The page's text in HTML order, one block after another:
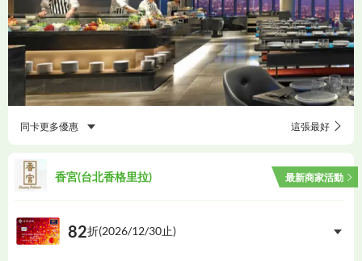
同卡更多優惠 這張最好
香宮(台北香格里拉) 最新商家活動
82折(2026/12/30止)